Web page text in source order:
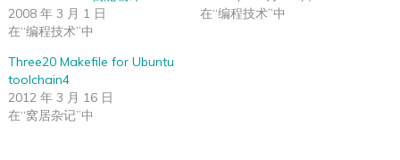
2008 年 3 月 1 日
在“编程技术”中
在“编程技术”中
Three20 Makefile for Ubuntu
toolchain4
2012 年 3 月 16 日
在“窝居杂记”中